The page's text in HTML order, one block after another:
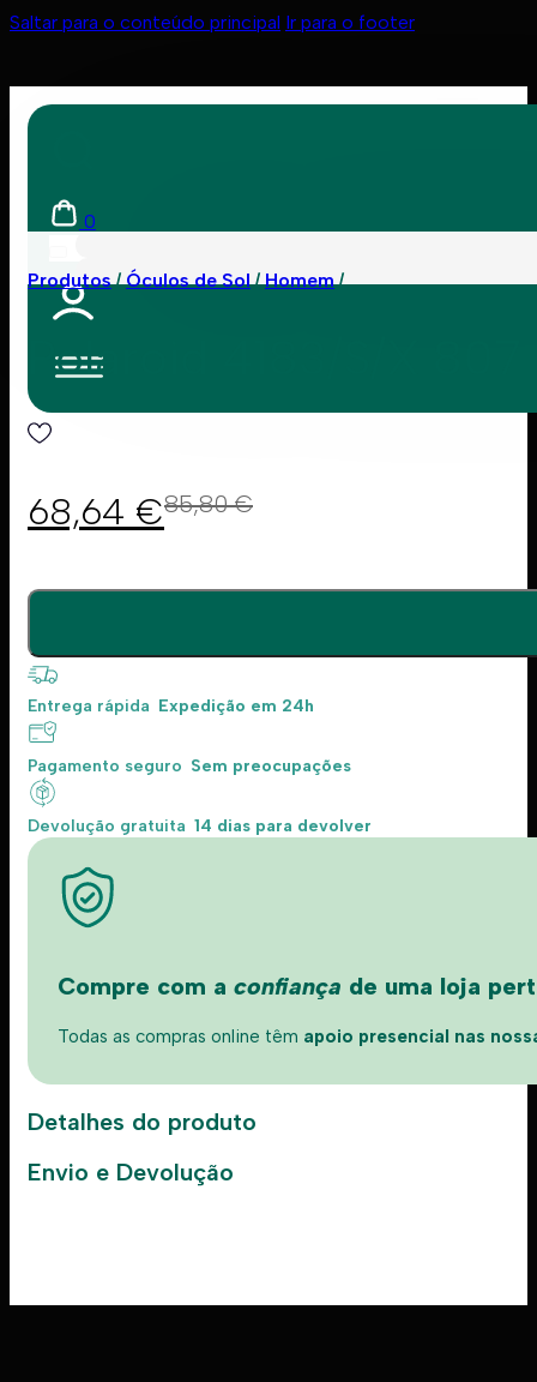
Saltar para o conteúdo principal Ir para o footer
0
Produtos Óculos de Sol Homem
Polaroid 4183/S/X
85,80€
68,64 €
Entrega rápida Expedição em 24h
Pagamento seguro Sem preocupações
Devolução gratuita 14 dias para devolver
Compre com a confiança de uma loja
Todas as compras online têm apoio presencial nas
Detalhes do produto
Envio e Devolução